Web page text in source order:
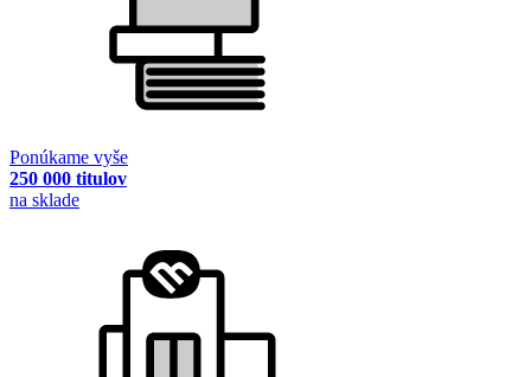
Ponúkame vyše
250 000 titulov
na sklade